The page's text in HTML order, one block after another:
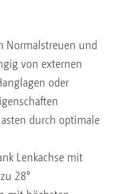
Normalstreuen und
von externen
oder
durch optimale
Lenkachse mit
28°